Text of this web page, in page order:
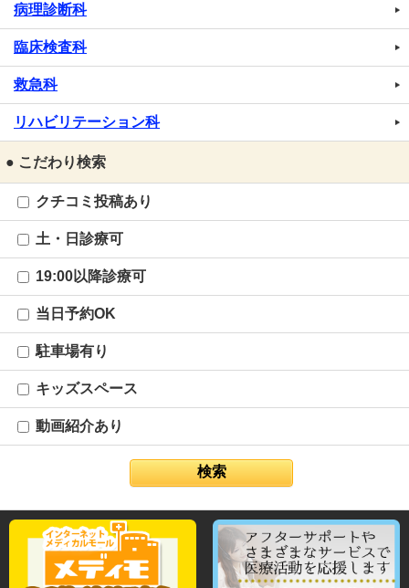
病理診断科
臨床検査科
救急科
リハビリテーション科
● こだわり検索
クチコミ投稿あり
土・日診療可
19:00以降診療可
当日予約OK
駐車場有り
キッズスペース
動画紹介あり